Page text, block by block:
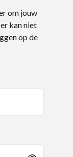
om jouw
kan niet
op de